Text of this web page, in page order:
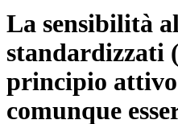
La sensibilità
standardizzati
principio
comunque